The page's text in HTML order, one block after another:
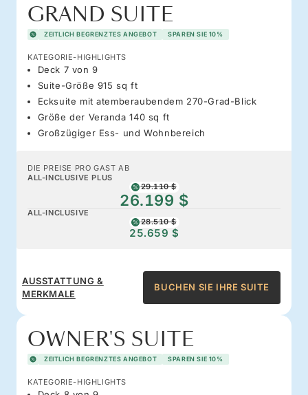
GRAND SUITE
ZEITLICH BEGRENZTES ANGEBOT SPAREN SIE 10%
KATEGORIE-HIGHLIGHTS
Deck 7 von 9
Suite-Größe 915 sq ft
Ecksuite mit atemberaubendem 270-Grad-Blick
Größe der Veranda 140 sq ft
Großzügiger Ess- und Wohnbereich
DIE PREISE PRO GAST AB
ALL-INCLUSIVE PLUS
29.110 $
26.199 $
ALL-INCLUSIVE
28.510 $
25.659 $
AUSSTATTUNG &
MERKMALE
BUCHEN SIE IHRE SUITE
OWNER'S SUITE
ZEITLICH BEGRENZTES ANGEBOT SPAREN SIE 10%
KATEGORIE-HIGHLIGHTS